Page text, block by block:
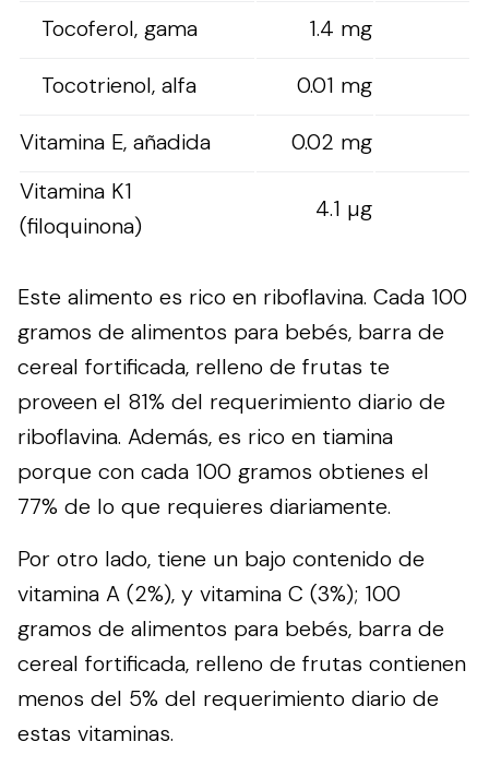
Tocoferol, gama
1.4 mg
Tocotrienol, alfa
0.01 mg
Vitamina E, añadida
0.02 mg
Vitamina K1
(filoquinona)
4.1 µg
Este alimento es rico en riboflavina. Cada 100
gramos de alimentos para bebés, barra de
cereal fortificada, relleno de frutas te
proveen el 81% del requerimiento diario de
riboflavina. Además, es rico en tiamina
porque con cada 100 gramos obtienes el
77% de lo que requieres diariamente.
Por otro lado, tiene un bajo contenido de
vitamina A (2%), y vitamina C (3%); 100
gramos de alimentos para bebés, barra de
cereal fortificada, relleno de frutas contienen
menos del 5% del requerimiento diario de
estas vitaminas.